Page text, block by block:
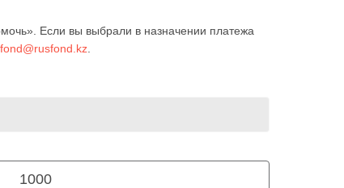
Если вы выбрали в назначении платежа
1000